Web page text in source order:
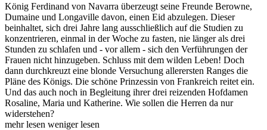
König Ferdinand von Navarra überzeugt seine Freunde Berowne,
Dumaine und Longaville davon, einen Eid abzulegen. Dieser
beinhaltet, sich drei Jahre lang ausschließlich auf die Studien zu
konzentrieren, einmal in der Woche zu fasten, nie länger als drei
Stunden zu schlafen und - vor allem - sich den Verführungen der
Frauen nicht hinzugeben. Schluss mit dem wilden Leben! Doch
dann durchkreuzt eine blonde Versuchung allerersten Ranges die
Pläne des Königs. Die schöne Prinzessin von Frankreich reitet ein.
Und das auch noch in Begleitung ihrer drei reizenden Hofdamen
Rosaline, Maria und Katherine. Wie sollen die Herren da nur
widerstehen?
mehr lesen weniger lesen